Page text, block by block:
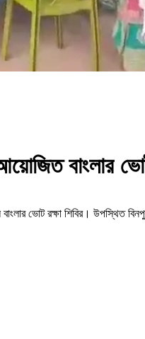
বাংলার
ভোট রক্ষা শিবির। উপস্থিত